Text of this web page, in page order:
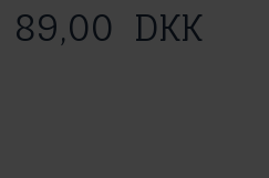
89,00 DKK